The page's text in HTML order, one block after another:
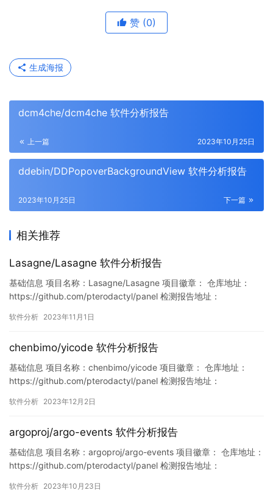
赞 (0)
生成海报
dcm4che/dcm4che 软件分析报告
上一篇 2023年10月25日
ddebin/DDPopoverBackgroundView 软件分析报告
下一篇
2023年10月25日
相关推荐
Lasagne/Lasagne 软件分析报告
基础信息 项目名称：Lasagne/Lasagne 项目徽章： 仓库地址：
https://github.com/pterodactyl/panel 检测报告地址：
94720/1719662054444154880 此报告由Murphysec提供 漏洞…
软件分析 2023年11月1日
chenbimo/yicode 软件分析报告
基础信息 项目名称：chenbimo/yicode 项目徽章： 仓库地址：
https://github.com/pterodactyl/panel 检测报告地址：
7456/1730886081116590080 此报告由Murphysec提供 漏洞…
软件分析 2023年12月2日
argoproj/argo-events 软件分析报告
基础信息 项目名称：argoproj/argo-events 项目徽章： 仓库地址：
https://github.com/pterodactyl/panel 检测报告地址：
软件分析 2023年10月23日